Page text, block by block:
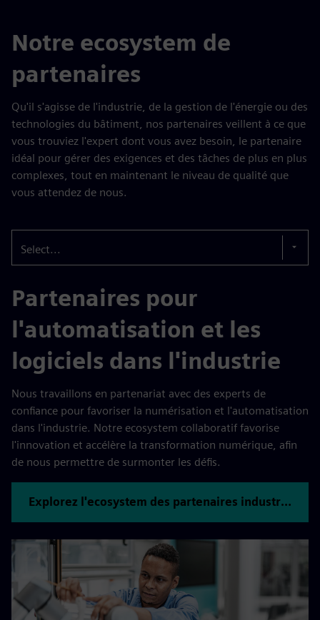
Notre ecosystem de
partenaires
Qu'il s'agisse de l'industrie, de la gestion de l'énergie ou des
technologies du bâtiment, nos partenaires veillent à ce que
vous trouviez l'expert dont vous avez besoin, le partenaire
idéal pour gérer des exigences et des tâches de plus en plus
complexes, tout en maintenant le niveau de qualité que
vous attendez de nous.
Select...
Partenaires pour
l'automatisation et les
logiciels dans l'industrie
Nous travaillons en partenariat avec des experts de
confiance pour favoriser la numérisation et l'automatisation
dans l'industrie. Notre ecosystem collaboratif favorise
l'innovation et accélère la transformation numérique, afin
de nous permettre de surmonter les défis.
Explorez l'ecosystem des partenaires industriels